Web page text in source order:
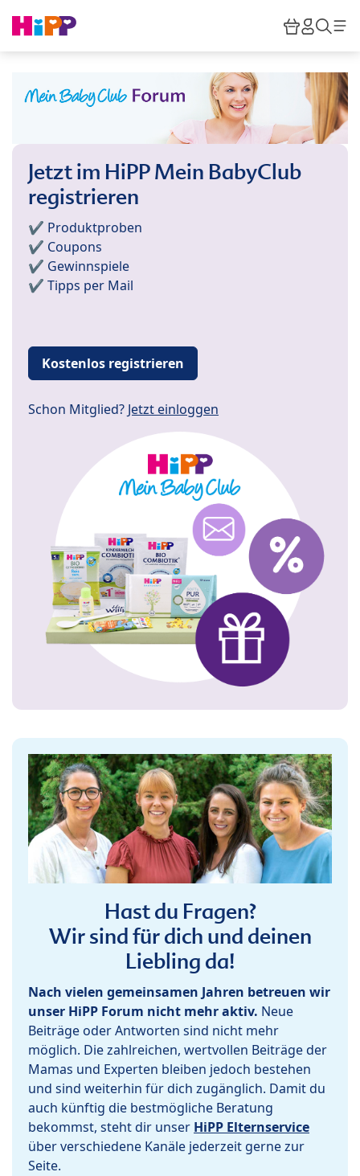
HiPP
Jetzt im HiPP Mein BabyClub
registrieren
✔️ Produktproben
✔️ Coupons
✔️ Gewinnspiele
✔️ Tipps per Mail
Kostenlos registrieren
Schon Mitglied? Jetzt einloggen
Hast du Fragen?
Wir sind für dich und deinen
Liebling da!
Nach vielen gemeinsamen Jahren betreuen wir
unser HiPP Forum nicht mehr aktiv. Neue
Beiträge oder Antworten sind nicht mehr
möglich. Die zahlreichen, wertvollen Beiträge der
Mamas und Experten bleiben jedoch bestehen
und sind weiterhin für dich zugänglich. Damit du
auch künftig die bestmögliche Beratung
bekommst, steht dir unser HiPP Elternservice
über verschiedene Kanäle jederzeit gerne zur
Seite.